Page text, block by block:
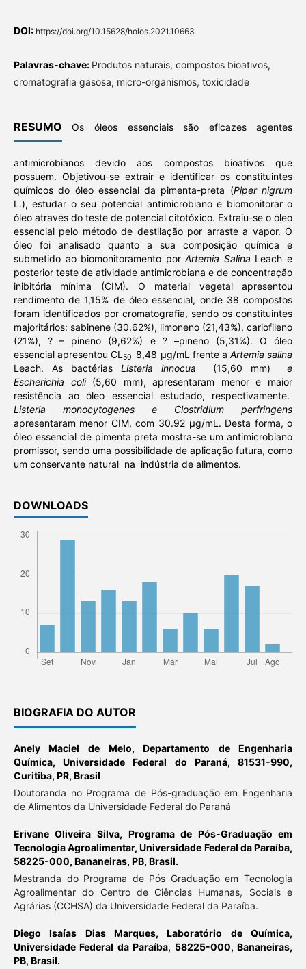
DOI: https://doi.org/10.15628/holos.2021.10663
Palavras-chave: Produtos naturais, compostos bioativos,
cromatografia gasosa, micro-organismos, toxicidade
RESUMO Os óleos essenciais são eficazes agentes
antimicrobianos devido aos compostos bioativos que
possuem. Objetivou-se extrair e identificar os constituintes
químicos do óleo essencial da pimenta-preta (Piper nigrum
L.), estudar o seu potencial antimicrobiano e biomonitorar o
óleo através do teste de potencial citotóxico. Extraiu-se o óleo
essencial pelo método de destilação por arraste a vapor. O
óleo foi analisado quanto a sua composição química e
submetido ao biomonitoramento porArtemia Salina Leach e
posterior teste de atividade antimicrobiana e de concentração
inibitória mínima (CIM). O material vegetal apresentou
rendimento de 1,15% de óleo essencial, onde 38 compostos
foram identificados por cromatografia, sendo os constituintes
majoritários: sabinene (30,62%), limoneno (21,43%), cariofileno
(21%), ? – pineno (9,62%) e ? –pineno (5,31%). O óleo
essencial apresentou CL 50 8,48 µg/mL frente a Artemia salina
Leach. As bactériasListeria innocua (15,60 mm) e
Escherichia coli (5,60 mm), apresentaram menor e maior
resistência ao óleo essencial estudado, respectivamente.
Listeria monocytogenes e Clostridium perfringens
apresentaram menor CIM, com 30.92 µg/mL. Desta forma, o
óleo essencial de pimenta preta mostra-se um antimicrobiano
promissor, sendo uma possibilidade de aplicação futura, como
um conservante natural na indústria de alimentos.
DOWNLOADS
BIOGRAFIA DO AUTOR
Anely Maciel de Melo,Departamento de Engenharia
Química, Universidade Federal do Paraná, 81531-990,
Curitiba, PR, Brasil
Doutoranda no Programa de Pós-graduação em Engenharia
de Alimentos da Universidade Federal do Paraná
Erivane Oliveira Silva, Programa de Pós-Graduação em
Tecnologia Agroalimentar, Universidade Federal da Paraíba,
58225-000, Bananeiras, PB, Brasil.
Mestranda do Programa de Pós Graduação em Tecnologia
Agroalimentar do Centro de Ciências Humanas, Sociais e
Agrárias (CCHSA) da Universidade Federal da Paraíba.
Diego Isaías Dias Marques,Laboratório de Química,
Universidade Federal da Paraíba, 58225-000, Bananeiras,
PB, Brasil.